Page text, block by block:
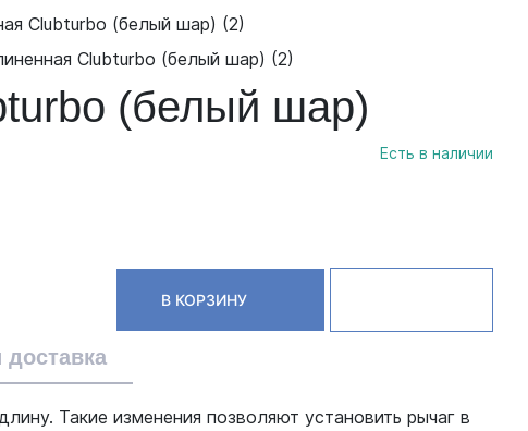
(белый шар)
Есть в наличии
В КОРЗИНУ
Такие изменения позволяют установить рычаг в